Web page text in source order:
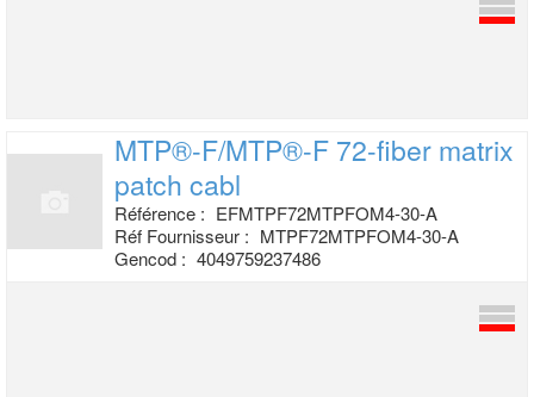
MTP®-F/MTP®-F 72-fiber matrix
patch cabl
Référence : EFMTPF72MTPFOM4-30-A
Réf Fournisseur : MTPF72MTPFOM4-30-A
Gencod : 4049759237486